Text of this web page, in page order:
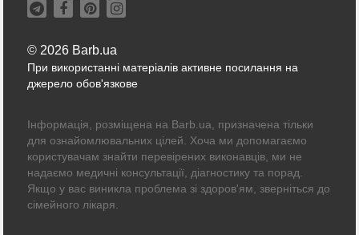
© 2026 Barb.ua
При використанні матеріалів активне посилання на
джерело обов'язкове
Інформація, розміщена на Barb.ua, призначена тільки
для ознайомлювальних цілей. Хоча ми допомагаємо
користувачам знайти перевірених виконавців, ми не
надаємо медичні консультації, діагностику та порад.
Якщо у вас виникла проблема зі здоров'ям, зверніться до
сімейного лікаря.